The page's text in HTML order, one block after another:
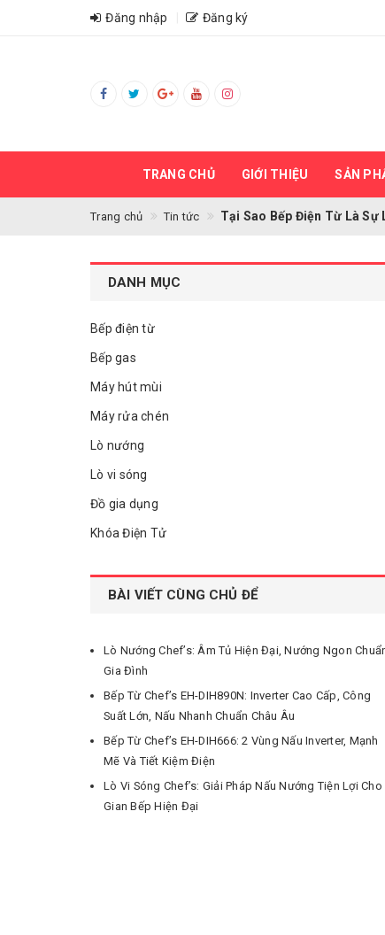
Đăng nhập Đăng ký
TRANG CHỦ GIỚI THIỆU SẢN
Trang chủ Tin tức Tại Sao Bếp Điện Từ Là
DANH MỤC
Bếp điện từ
Bếp gas
Máy hút mùi
Máy rửa chén
Lò nướng
Lò vi sóng
Đồ gia dụng
Khóa Điện Tử
BÀI VIẾT CÙNG CHỦ ĐỂ
Lò Nướng Chef’s: Âm Tủ Hiện Đại, Nướng Ngon
Gia Đình
Bếp Từ Chef’s EH-DIH890N: Inverter Cao Cấp, Công
Suất Lớn, Nấu Nhanh Chuẩn Châu Âu
Bếp Từ Chef’s EH-DIH666: 2 Vùng Nấu Inverter, Mạnh
Mẽ Và Tiết Kiệm Điện
Lò Vi Sóng Chef’s: Giải Pháp Nấu Nướng Tiện Lợi Cho
Gian Bếp Hiện Đại